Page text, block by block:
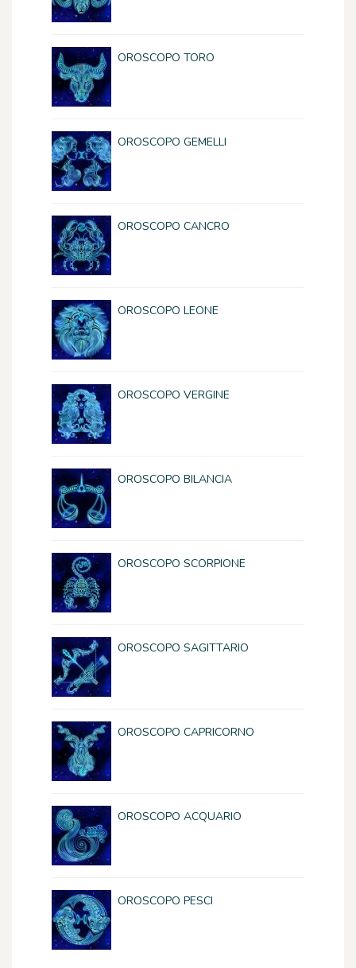
OROSCOPO TORO
OROSCOPO GEMELLI
OROSCOPO CANCRO
OROSCOPO LEONE
OROSCOPO VERGINE
OROSCOPO BILANCIA
OROSCOPO SCORPIONE
OROSCOPO SAGITTARIO
OROSCOPO CAPRICORNO
OROSCOPO ACQUARIO
OROSCOPO PESCI